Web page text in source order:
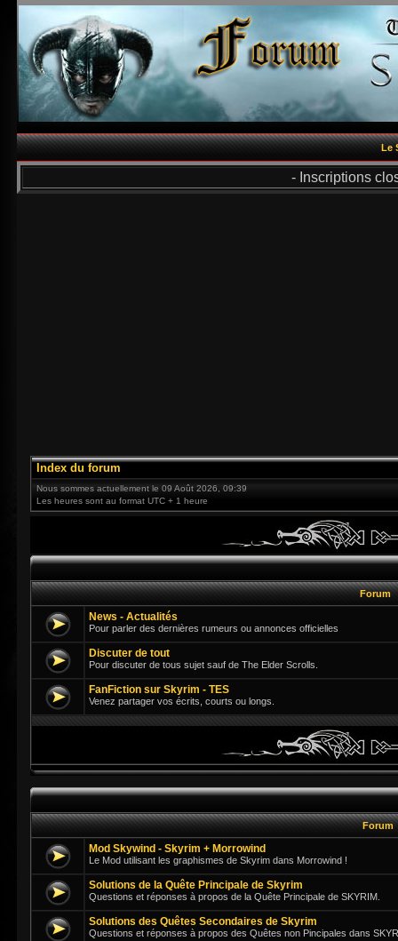
Le
- Inscriptions
Index du forum
Nous sommes actuellement le 09 Août 2026, 09:39
Les heures sont au format UTC + 1 heure
Forum
News - Actualités
Pour parler des dernières rumeurs ou annonces officielles
Discuter de tout
Pour discuter de tous sujet sauf de The Elder Scrolls.
FanFiction sur Skyrim - TES
Venez partager vos écrits, courts ou longs.
Forum
Mod Skywind - Skyrim + Morrowind
Le Mod utilisant les graphismes de Skyrim dans Morrowind !
Solutions de la Quête Principale de Skyrim
Questions et réponses à propos de la Quête Principale de SKYRIM.
Solutions des Quêtes Secondaires de Skyrim
Questions et réponses à propos des Quêtes non Pincipales dans